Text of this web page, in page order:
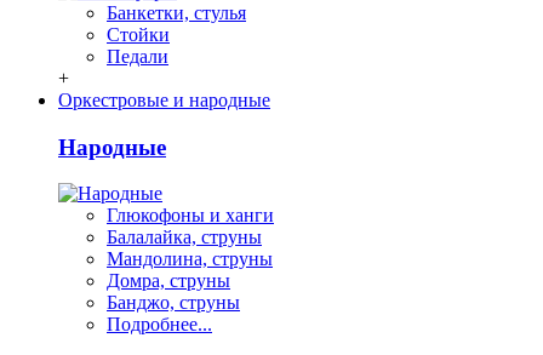
Банкетки, стулья
Стойки
Педали
+
Оркестровые и народные
Народные
Глюкофоны и ханги
Балалайка, струны
Мандолина, струны
Домра, струны
Банджо, струны
Подробнее...